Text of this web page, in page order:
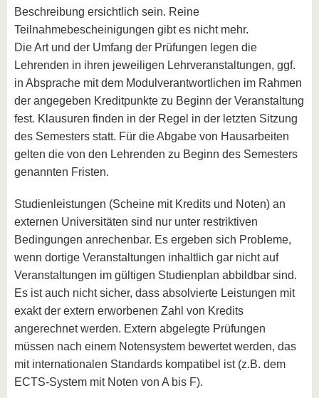
Beschreibung ersichtlich sein. Reine
Teilnahmebescheinigungen gibt es nicht mehr.
Die Art und der Umfang der Prüfungen legen die
Lehrenden in ihren jeweiligen Lehrveranstaltungen, ggf.
in Absprache mit dem Modulverantwortlichen im Rahmen
der angegeben Kreditpunkte zu Beginn der Veranstaltung
fest. Klausuren finden in der Regel in der letzten Sitzung
des Semesters statt. Für die Abgabe von Hausarbeiten
gelten die von den Lehrenden zu Beginn des Semesters
genannten Fristen.
Studienleistungen (Scheine mit Kredits und Noten) an
externen Universitäten sind nur unter restriktiven
Bedingungen anrechenbar. Es ergeben sich Probleme,
wenn dortige Veranstaltungen inhaltlich gar nicht auf
Veranstaltungen im gültigen Studienplan abbildbar sind.
Es ist auch nicht sicher, dass absolvierte Leistungen mit
exakt der extern erworbenen Zahl von Kredits
angerechnet werden. Extern abgelegte Prüfungen
müssen nach einem Notensystem bewertet werden, das
mit internationalen Standards kompatibel ist (z.B. dem
ECTS-System mit Noten von A bis F).